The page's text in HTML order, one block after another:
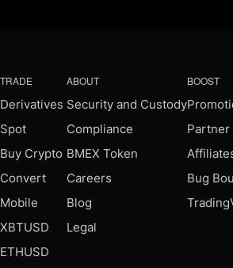
TRADE
Derivatives
Spot
Buy Crypto
Convert
Mobile
XBTUSD
ETHUSD
ABOUT
Security and Custody
Compliance
BMEX Token
Careers
Blog
Legal
BOOST
Partner
Bug